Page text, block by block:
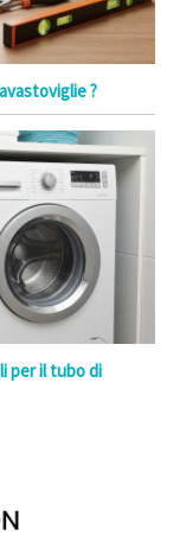
?
per il tubo di